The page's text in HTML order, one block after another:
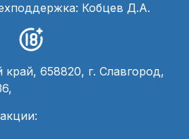
Кобцев Д.А.
край, 658820, г. Славгород,